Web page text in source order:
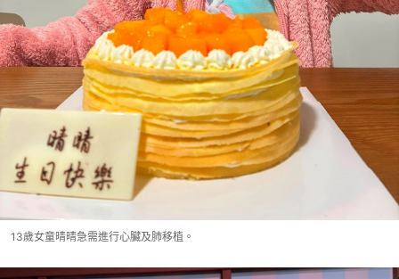
13歲女童晴晴急需進行心臟及肺移植。